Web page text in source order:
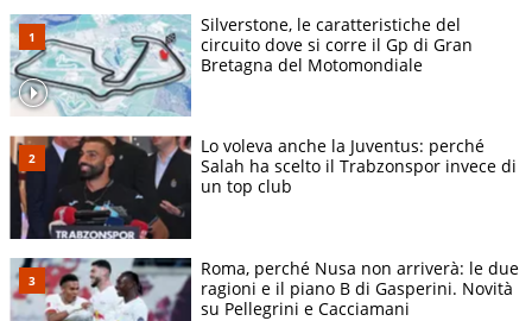
Silverstone, le caratteristiche del
circuito dove si corre il Gp di Gran
Bretagna del Motomondiale
Lo voleva anche la Juventus: perché
Salah ha scelto il Trabzonspor invece di
un top club
Roma, perché Nusa non arriverà: le due
ragioni e il piano B di Gasperini. Novità
su Pellegrini e Cacciamani